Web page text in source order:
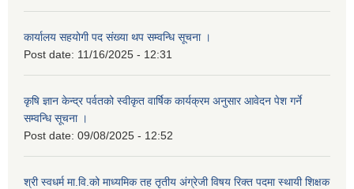
कार्यालय सहयोगी पद संख्या थप सम्वन्धि सूचना ।
Post date: 11/16/2025 - 12:31
कृषि ज्ञान केन्द्र पर्वतको स्वीकृत वार्षिक कार्यक्रम अनुसार आवेदन पेश गर्ने
सम्वन्धि सूचना ।
Post date: 09/08/2025 - 12:52
श्री स्वधर्म मा.वि.को माध्यमिक तह तृतीय अंग्रेजी विषय रिक्त पदमा स्थायी शिक्षक